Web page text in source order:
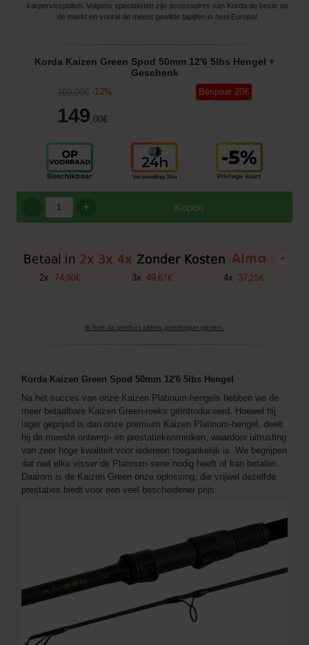
karpervisspullen. Volgens specialisten zijn accessoires van Korda de beste op
de markt en vooral de meest gewilde tapijten in heel Europa!
Korda Kaizen Green Spod 50mm 12'6 5lbs Hengel +
Geschenk
169,00€ -12%
149 ,00€
Bespaar 20€
Kopen
+
+
2x 74, 50€ 3x 49, 67€ 4x 37 25€
Ik heb dit product elders goedkoper gezien.
Korda Kaizen Green Spod 50mm 12'6 5lbs Hengel
Na het succes van onze Kaizen Platinum-hengels hebben we de
meer betaalbare Kaizen Green-reeks geïntroduceerd. Hoewel hij
lager geprijsd is dan onze premium Kaizen Platinum-hengel, deelt
hij de meeste ontwerp- en prestatiekenmerken, waardoor uitrusting
van zeer hoge kwaliteit voor iedereen toegankelijk is. We begrijpen
dat niet elke visser de Platinum-serie nodig heeft of kan betalen.
Daarom is de Kaizen Green onze oplossing, die vrijwel dezelfde
prestaties biedt voor een veel bescheidener prijs.